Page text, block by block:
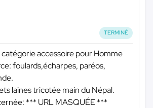
TERMINÉ
accessoire pour Homme
foulards,écharpes, paréos,
laines tricotée main du Népal.
*** URL MASQUÉE ***